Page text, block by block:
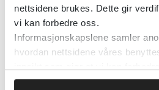
nettsidene brukes. Dette gir
vi kan forbedre oss.
Informasjonskapslene samler
hvordan nettsidene våres
Helsedirektoratet